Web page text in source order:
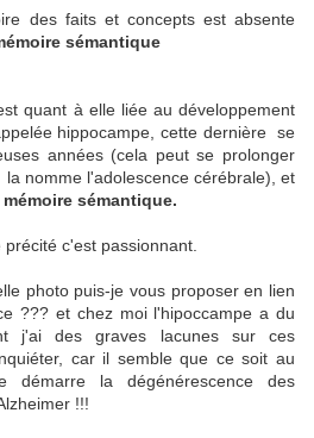
des faits et concepts est absente
sémantique
quant à elle liée au développement
hippocampe, cette dernière se
années (cela peut se prolonger
nomme l'adolescence cérébrale), et
mémoire sémantique.
c'est passionnant.
photo puis-je vous proposer en lien
??? et chez moi l'hipoccampe a du
j'ai des graves lacunes sur ces
car il semble que ce soit au
démarre la dégénérescence des
!!!